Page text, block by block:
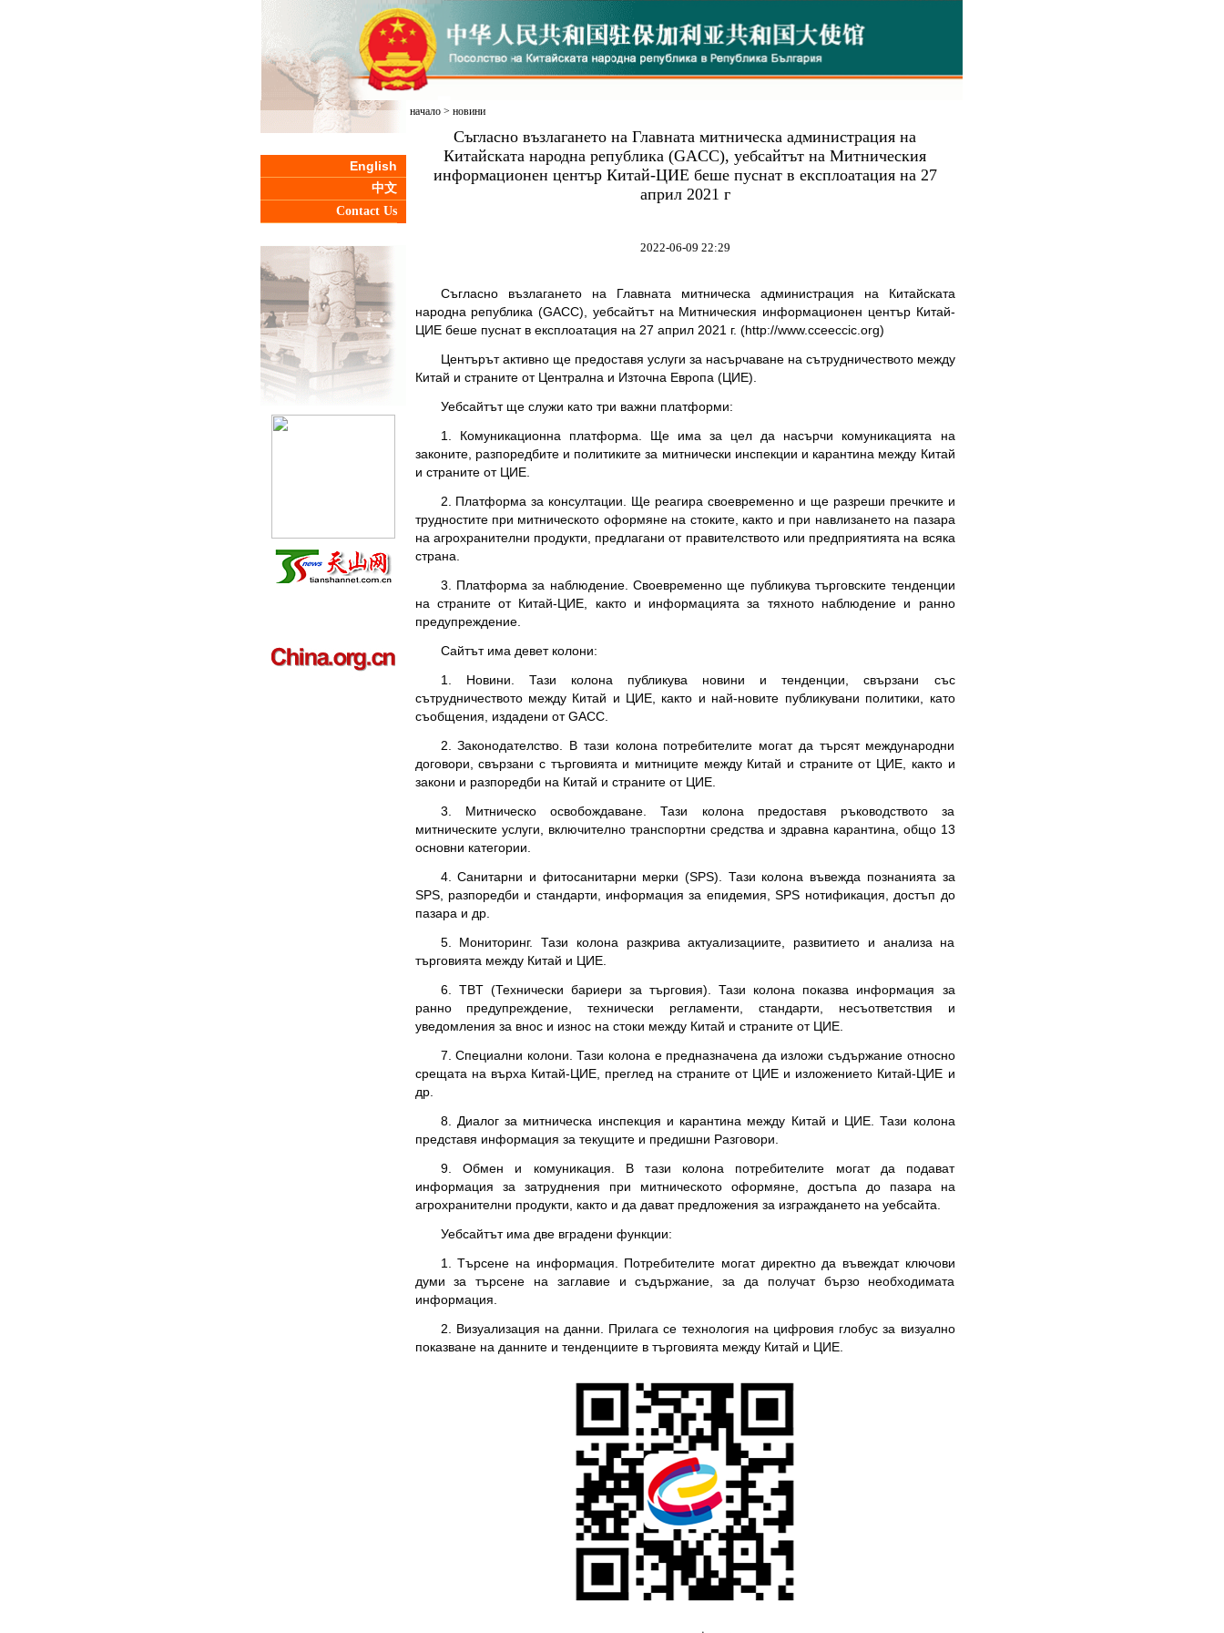
English
中文
Contact Us
начало> новини
Съгласно възлагането на Главната митническа администрация на
Китайската народна република (GACC), уебсайтът на Митническия
информационен център Китай-ЦИЕ беше пуснат в експлоатация на 27
април 2021 г
2022-06-09 22:29
Съгласно възлагането на Главната митническа администрация на Китайската
народна република (GACC), уебсайтът на Митническия информационен център Китай-
ЦИЕ беше пуснат в експлоатация на 27 април 2021 г. (http://www.cceeccic.org)
Центърът активно ще предоставя услуги за насърчаване на сътрудничеството между
Китай и страните от Централна и Източна Европа (ЦИЕ).
Уебсайтът ще служи като три важни платформи:
1. Комуникационна платформа. Ще има за цел да насърчи комуникацията на
законите, разпоредбите и политиките за митнически инспекции и карантина между Китай
и страните от ЦИЕ.
2. Платформа за консултации. Ще реагира своевременно и ще разреши пречките и
трудностите при митническото оформяне на стоките, както и при навлизането на пазара
на агрохранителни продукти, предлагани от правителството или предприятията на всяка
страна.
3. Платформа за наблюдение. Своевременно ще публикува търговските тенденции
на страните от Китай-ЦИЕ, както и информацията за тяхното наблюдение и ранно
предупреждение.
Сайтът има девет колони:
1. Новини. Тази колона публикува новини и тенденции, свързани със
сътрудничеството между Китай и ЦИЕ, както и най-новите публикувани политики, като
съобщения, издадени от GACC.
2. Законодателство. В тази колона потребителите могат да търсят международни
договори, свързани с търговията и митниците между Китай и страните от ЦИЕ, както и
закони и разпоредби на Китай и страните от ЦИЕ.
3. Митническо освобождаване. Тази колона предоставя ръководството за
митническите услуги, включително транспортни средства и здравна карантина, общо 13
основни категории.
4. Санитарни и фитосанитарни мерки (SPS). Тази колона въвежда познанията за
SPS, разпоредби и стандарти, информация за епидемия, SPS нотификация, достъп до
пазара и др.
5. Мониторинг. Тази колона разкрива актуализациите, развитието и анализа на
търговията между Китай и ЦИЕ.
6. TBT (Технически бариери за търговия). Тази колона показва информация за
ранно предупреждение, технически регламенти, стандарти, несъответствия и
уведомления за внос и износ на стоки между Китай и страните от ЦИЕ.
7. Специални колони. Тази колона е предназначена да изложи съдържание относно
срещата на върха Китай-ЦИЕ, преглед на страните от ЦИЕ и изложението Китай-ЦИЕ и
др.
8. Диалог за митническа инспекция и карантина между Китай и ЦИЕ. Тази колона
представя информация за текущите и предишни Разговори.
9. Обмен и комуникация. В тази колона потребителите могат да подават
информация за затруднения при митническото оформяне, достъпа до пазара на
агрохранителни продукти, както и да дават предложения за изграждането на уебсайта.
Уебсайтът има две вградени функции:
1. Търсене на информация. Потребителите могат директно да въвеждат ключови
думи за търсене на заглавие и съдържание, за да получат бързо необходимата
информация.
2. Визуализация на данни. Прилага се технология на цифровия глобус за визуално
показване на данните и тенденциите в търговията между Китай и ЦИЕ.